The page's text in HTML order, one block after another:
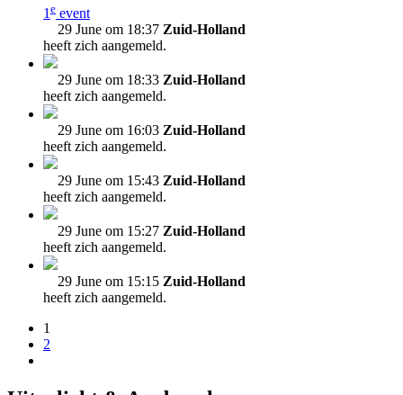
1 e event
29 June om 18:37 Zuid-Holland
heeft zich aangemeld.
29 June om 18:33 Zuid-Holland
heeft zich aangemeld.
29 June om 16:03 Zuid-Holland
heeft zich aangemeld.
29 June om 15:43 Zuid-Holland
heeft zich aangemeld.
29 June om 15:27 Zuid-Holland
heeft zich aangemeld.
29 June om 15:15 Zuid-Holland
heeft zich aangemeld.
1
2